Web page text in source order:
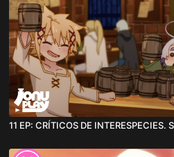
11 EP: CRÍTICOS DE INTERESPECIES.